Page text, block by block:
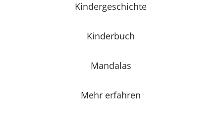
Kindergeschichte
Kinderbuch
Mandalas
Mehr erfahren